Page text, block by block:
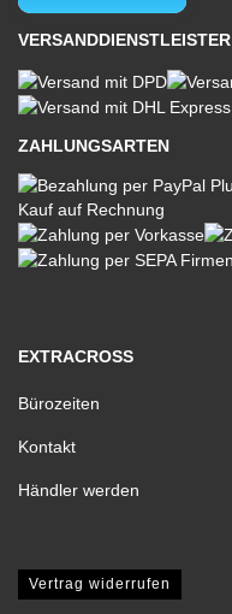
VERSANDDIENSTLEISTER
ZAHLUNGSARTEN
EXTRACROSS
Bürozeiten
Kontakt
Händler werden
Vertrag widerrufen